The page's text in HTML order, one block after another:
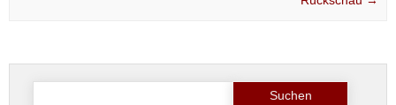
Suche